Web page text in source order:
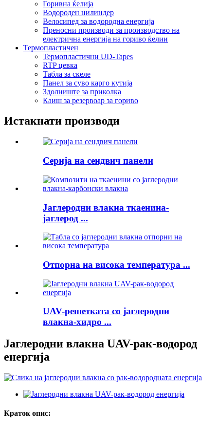
Горивна ќелија
Водороден цилиндер
Велосипед за водородна енергија
Преносни производи за производство на
електрична енергија на гориво ќелии
Термопластичен
Термопластични UD-Tapes
RTP цевка
Табла за скеле
Панел за суво карго кутија
Здолниште за приколка
Каиш за резервоар за гориво
Истакнати производи
Серија на сендвич панели
Јаглеродни влакна ткаенина-
јаглерод ...
Отпорна на висока температура ...
UAV-решетката со јаглеродни
влакна-хидро ...
Јаглеродни влакна UAV-рак-водород
енергија
Краток опис: